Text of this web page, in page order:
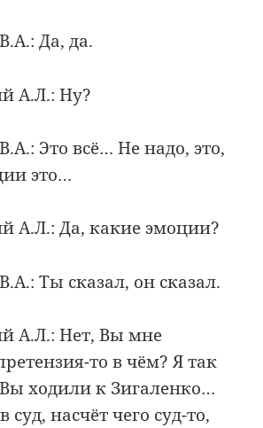
Да, да.
А.Л.: Ну?
Это всё… Не надо, это,
это…
А.Л.: Да, какие эмоции?
Ты сказал, он сказал.
А.Л.: Нет, Вы мне
то в чём? Я так
ходили к Зигаленко…
суд, насчёт чего суд-то,